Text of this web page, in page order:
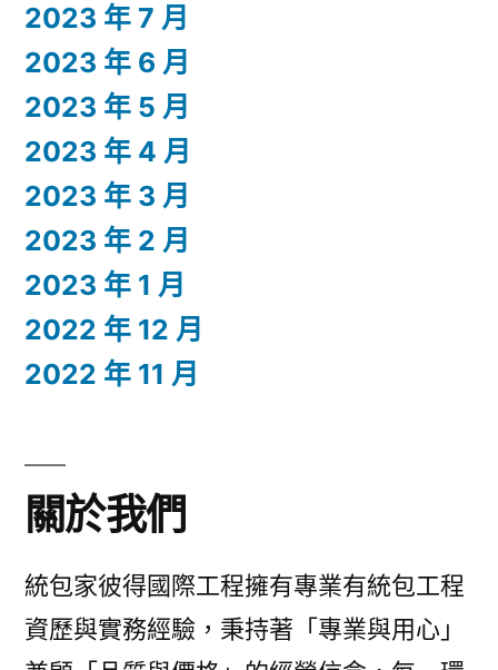
2023 年 7 月
2023 年 6 月
2023 年 5 月
2023 年 4 月
2023 年 3 月
2023 年 2 月
2023 年 1 月
2022 年 12 月
2022 年 11 月
關於我們
統包家彼得國際工程擁有專業有統包工程
資歷與實務經驗，秉持著「專業與用心」